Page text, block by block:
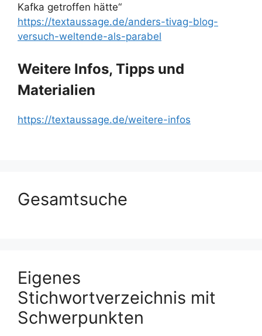
Kafka getroffen hätte“
https://textaussage.de/anders-tivag-blog-
versuch-weltende-als-parabel
Weitere Infos, Tipps und
Materialien
https://textaussage.de/weitere-infos
Gesamtsuche
Eigenes
Stichwortverzeichnis mit
Schwerpunkten